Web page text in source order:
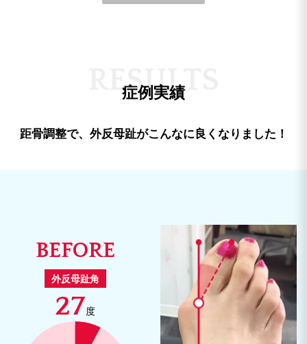
症例実績
ESULT
距骨調整で、外反母趾がこんなに良くなりました！
BEFORE
外反母趾角
27度